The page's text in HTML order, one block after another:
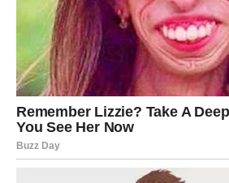
Glavni izazov ovog mjeseca je
lako upijati tuđe emocije, što vas
pazite.
Ponekad ćete imati potrebu da se
sami, što je u redu, ali je važno da ne
izolovani.